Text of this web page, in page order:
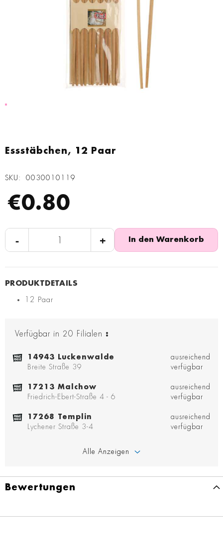
Essstäbchen, 12 Paar
SKU 0030010119
€0.80
- + In den Warenkorb
12 Paar
Verfügbar in 20 Filialen :
14943 Luckenwalde
Breite Straße 39
ausreichend
verfügbar
17213 Malchow
Friedrich-Ebert-Straße 4 - 6
ausreichend
verfügbar
17268 Templin
Lychener Straße 3-4
ausreichend
verfügbar
Alle Anzeigen
Anfang
springen
Bewertungen